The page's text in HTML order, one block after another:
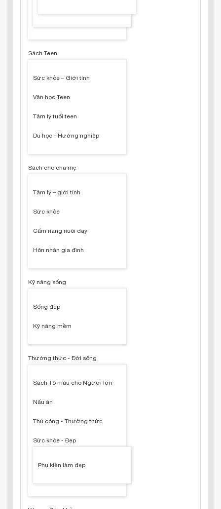
Sách Teen
Sức khỏe – Giới tính
Văn học Teen
Tâm lý tuổi teen
Du học - Hướng nghiệp
Sách cho cha mẹ
Tâm lý – giới tính
Sức khỏe
Cẩm nang nuôi dạy
Hôn nhân gia đình
Kỹ năng sống
Sống đẹp
Kỹ năng mềm
Thường thức - Đời sống
Sách Tô màu cho Người lớn
Nấu ăn
Thủ công - Thường thức
Sức khỏe - Đẹp
Phụ kiện làm đẹp